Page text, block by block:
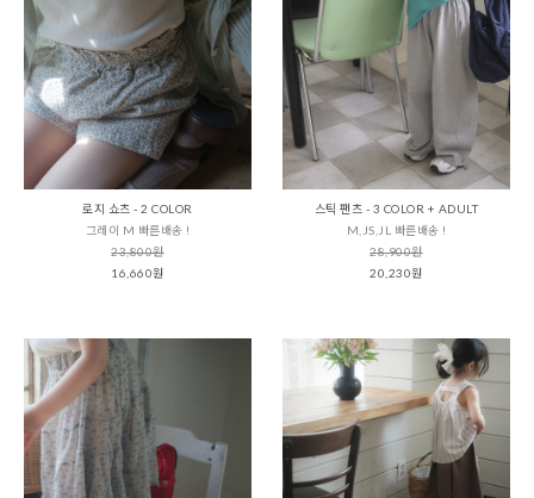
로지 쇼츠 - 2 COLOR
그레이 M 빠른배송 !
23,800원
16,660원
스틱 팬츠 - 3 COLOR + ADULT
M,JS,JL 빠른배송 !
28,900원
20,230원